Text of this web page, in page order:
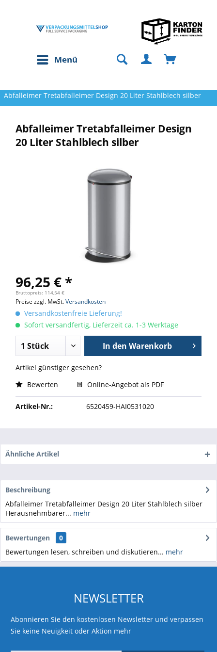
Menü
Abfalleimer Tretabfalleimer Design 20 Liter Stahlblech silber
Abfalleimer Tretabfalleimer Design
20 Liter Stahlblech silber
96,25 € *
Bruttopreis: 114,54 €
Preise zzgl. MwSt.Versandkosten
Versandkostenfreie Lieferung!
Sofort versandfertig, Lieferzeit ca. 1-3 Werktage
In den Warenkorb
Artikel günstiger gesehen?
Bewerten
Online-Angebot als PDF
Artikel-Nr.: 6520459-HAI0531020
Ähnliche Artikel
Beschreibung
Abfalleimer Tretabfalleimer Design 20 Liter Stahlblech silber
Herausnehmbarer... mehr
Bewertungen
0
Bewertungen lesen, schreiben und diskutieren... mehr
NEWSLETTER
Abonnieren Sie den kostenlosen Newsletter und verpassen
Sie keine Neuigkeit oder Aktion mehr